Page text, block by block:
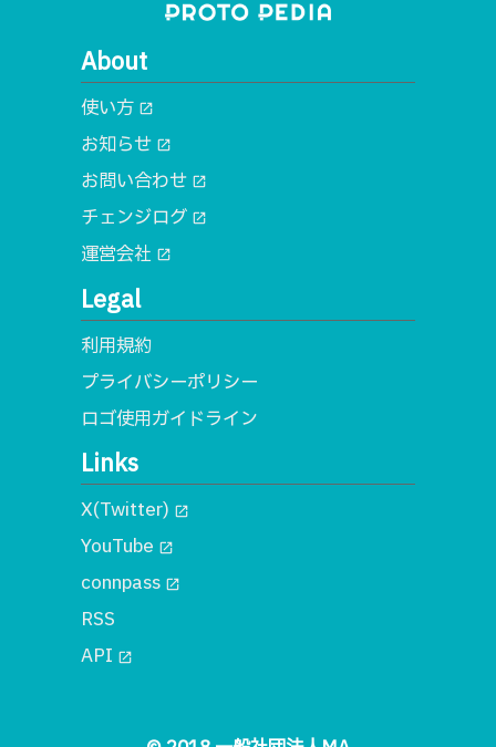
About
使い方 open_in_new
お知らせ open_in_new
お問い合わせ open_in_new
チェンジログ open_in_new
運営会社 open_in_new
Legal
利用規約
プライバシーポリシー
ロゴ使用ガイドライン
Links
X(Twitter) open_in_new
YouTube open_in_new
connpass open_in_new
RSS
API open_in_new